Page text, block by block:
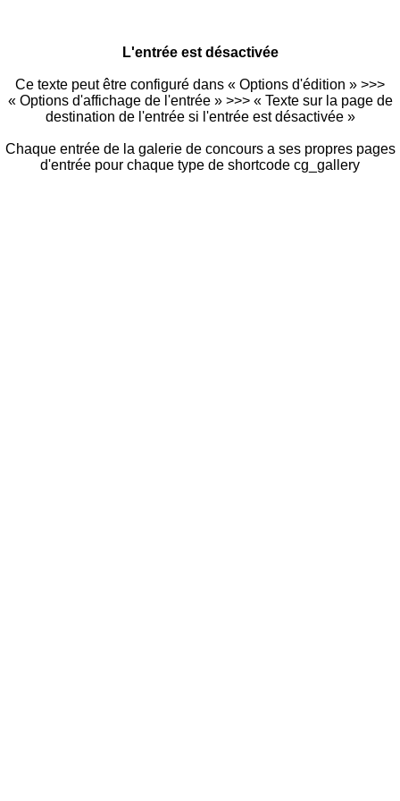
L'entrée est désactivée
Ce texte peut être configuré dans « Options d'édition » >>>
« Options d'affichage de l'entrée » >>> « Texte sur la page de
destination de l'entrée si l'entrée est désactivée »
Chaque entrée de la galerie de concours a ses propres pages
d'entrée pour chaque type de shortcode cg_gallery